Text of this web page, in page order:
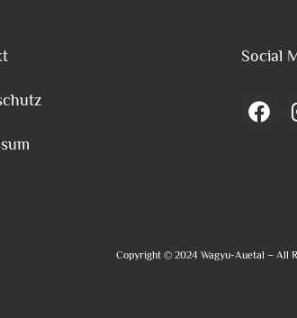
Social
Copyright © 2024 Wagyu-Auetal – All